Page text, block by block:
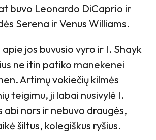
buvo Leonardo DiCaprio ir
Serena ir Venus Williams.
jos buvusio vyro ir I. Shayk
ne itin patiko manekenei
Artimų vokiečių kilmės
teigimu, ji labai nusivylė I.
abi nors ir nebuvo draugės,
šiltus, kolegiškus ryšius.